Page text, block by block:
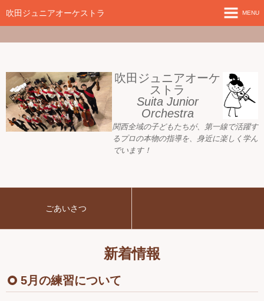
verification=nW1XDOjsXUeBk5Tr0WL2kTnlmTP78udH3yRHAbTSBv8
吹田ジュニアオーケストラ
吹田ジュニアオーケ
ストラ
Suita Junior
Orchestra
関西全域の子どもたちが、
第一線で活躍す
るプロの本物の指導を、身近に楽しく学ん
でいます！
MENU
ホーム
新着情報
活動目標
指導者ご紹介
プレジュニア クラス
Ｑ＆Ａ
ごあいさつ
新着情報
5月の練習について